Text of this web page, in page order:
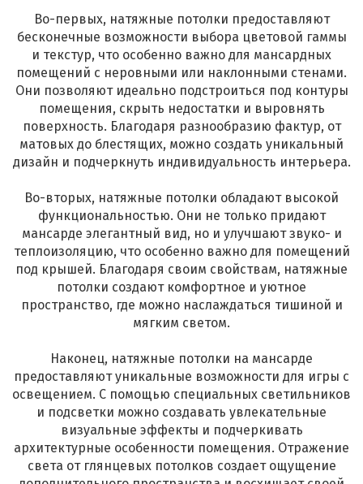
Во-первых, натяжные потолки предоставляют
бесконечные возможности выбора цветовой гаммы
и текстур, что особенно важно для мансардных
помещений с неровными или наклонными стенами.
Они позволяют идеально подстроиться под контуры
помещения, скрыть недостатки и выровнять
поверхность. Благодаря разнообразию фактур, от
матовых до блестящих, можно создать уникальный
дизайн и подчеркнуть индивидуальность интерьера.
Во-вторых, натяжные потолки обладают высокой
функциональностью. Они не только придают
мансарде элегантный вид, но и улучшают звуко- и
теплоизоляцию, что особенно важно для помещений
под крышей. Благодаря своим свойствам, натяжные
потолки создают комфортное и уютное
пространство, где можно наслаждаться тишиной и
мягким светом.
Наконец, натяжные потолки на мансарде
предоставляют уникальные возможности для игры с
освещением. С помощью специальных светильников
и подсветки можно создавать увлекательные
визуальные эффекты и подчеркивать
архитектурные особенности помещения. Отражение
света от глянцевых потолков создает ощущение